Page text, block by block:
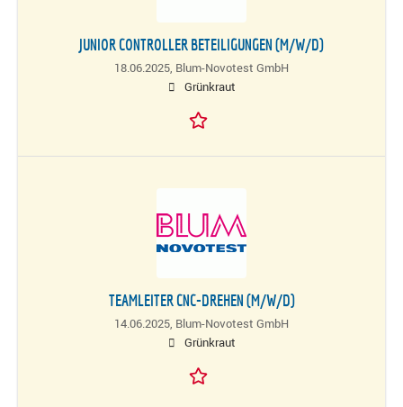
JUNIOR CONTROLLER BETEILIGUNGEN (M/W/D)
18.06.2025, Blum-Novotest GmbH
Grünkraut
TEAMLEITER CNC-DREHEN (M/W/D)
14.06.2025, Blum-Novotest GmbH
Grünkraut